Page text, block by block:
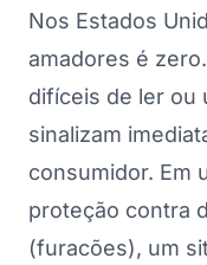
Nos Estados
amadores é
difíceis de ler ou
sinalizam
consumidor. Em
proteção contra
(furacões), um